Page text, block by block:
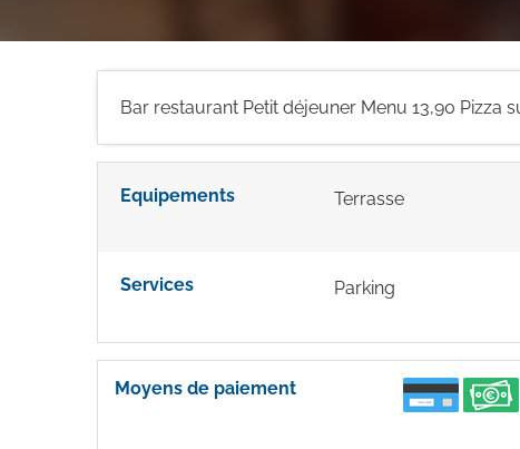
Bar restaurant Petit déjeuner Menu 13,90 Pizza
Equipements Terrasse
Services Parking
Moyens de paiement